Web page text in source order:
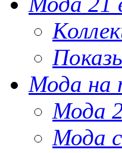
Мода на
Мода
Мода